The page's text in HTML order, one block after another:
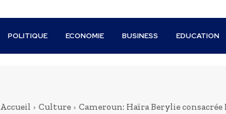
POLITIQUE ECONOMIE BUSINESS EDUCATION
Accueil Culture Cameroun: Haïra Berylie consacrée